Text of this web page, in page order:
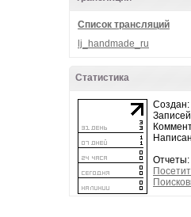
Список трансляций
lj_handmade_ru
Статистика
Создан:
Отчеты: